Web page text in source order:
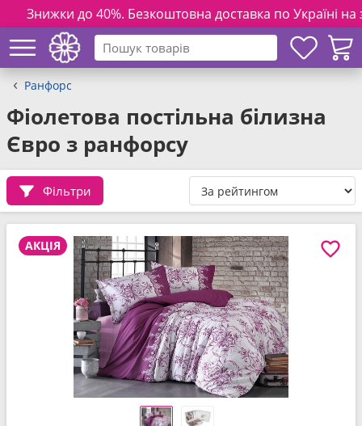
до 40%. Безкоштовна доставка по Україні на
Ранфорс
Фіолетова постільна білизна
Євро з ранфорсу
Фільтри
АКЦІЯ